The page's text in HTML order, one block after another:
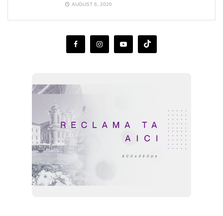
AUGUST 6, 2026